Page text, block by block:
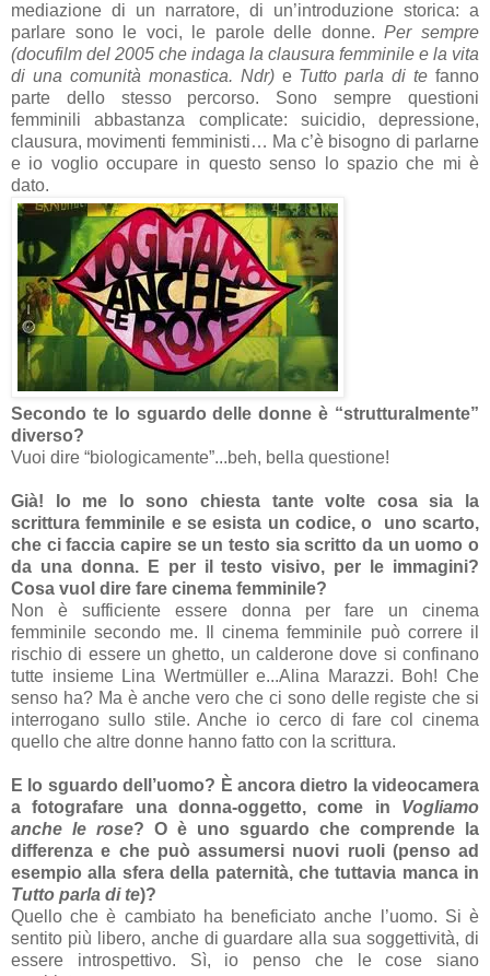
mediazione di un narratore, di un’introduzione storica: a
parlare sono le voci, le parole delle donne.Per sempre
(docufilm del 2005 che indaga la clausura femminile e la vita
di una comunità monastica. Ndr)e Tutto parla di te fanno
parte dello stesso percorso. Sono sempre questioni
femminili abbastanza complicate: suicidio, depressione,
clausura, movimenti femministi… Ma c’è bisogno di parlarne
e io voglio occupare in questo senso lo spazio che mi è
dato.
Secondo te lo sguardo delle donne è “strutturalmente”
diverso?
Vuoi dire “biologicamente”...beh, bella questione!
Già! Io me lo sono chiesta tante volte cosa sia la
scrittura femminile e se esista un codice, o uno scarto,
che ci faccia capire se un testo sia scritto da un uomo o
da una donna. E per il testo visivo, per le immagini?
Cosa vuol dire fare cinema femminile?
Non è sufficiente essere donna per fare un cinema
femminile secondo me. Il cinema femminile può correre il
rischio di essere un ghetto, un calderone dove si confinano
tutte insieme Lina Wertmüller e...Alina Marazzi. Boh! Che
senso ha? Ma è anche vero che ci sono delle registe che si
interrogano sullo stile. Anche io cerco di fare col cinema
quello che altre donne hanno fatto con la scrittura.
E lo sguardo dell’uomo? È ancora dietro la videocamera
a fotografare una donna-oggetto, come in Vogliamo
anche le rose? O è uno sguardo che comprende la
differenza e che può assumersi nuovi ruoli (penso ad
esempio alla sfera della paternità, che tuttavia manca in
Tutto parla di te)?
Quello che è cambiato ha beneficiato anche l’uomo. Si è
sentito più libero, anche di guardare alla sua soggettività, di
essere introspettivo. Sì, io penso che le cose siano